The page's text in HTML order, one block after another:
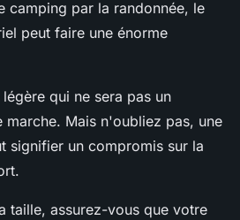
camping par la randonnée, le
peut faire une énorme
qui ne sera pas un
Mais n'oubliez pas, une
signifier un compromis sur la
taille, assurez-vous que votre